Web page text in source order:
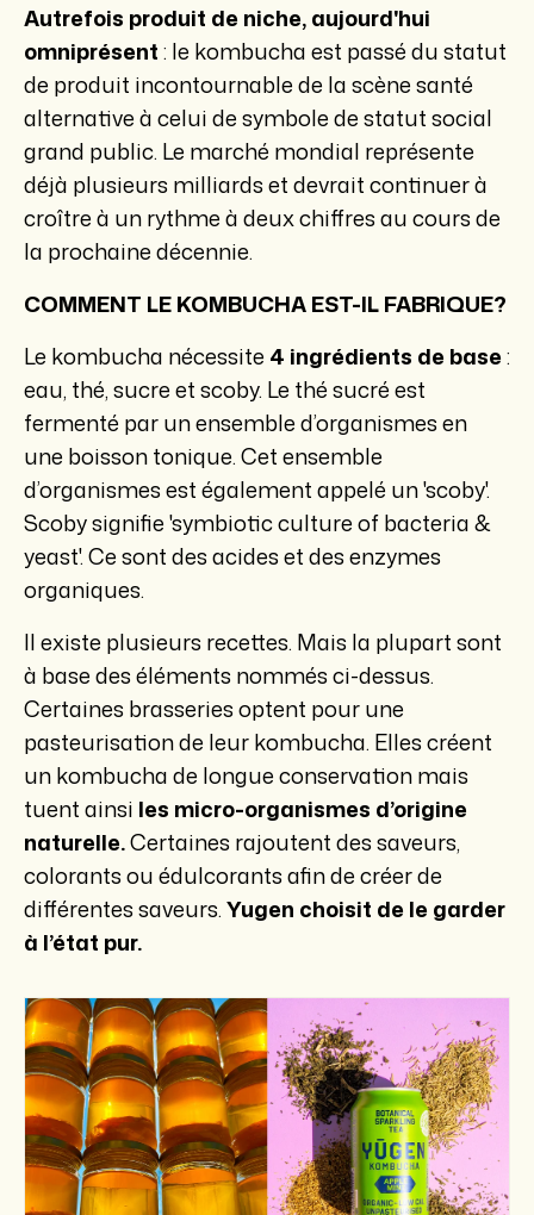
Autrefois produit de niche, aujourd'hui
omniprésent: le kombucha est passé du statut
de produit incontournable de la scène santé
alternative à celui de symbole de statut social
grand public. Le marché mondial représente
déjà plusieurs milliards et devrait continuer à
croître à un rythme à deux chiffres au cours de
la prochaine décennie.
COMMENT LE KOMBUCHA EST-IL FABRIQUE?
Le kombucha nécessite 4 ingrédients de base:
eau, thé, sucre et scoby. Le thé sucré est
fermenté par un ensemble d’organismes en
une boisson tonique. Cet ensemble
d’organismes est également appelé un 'scoby'.
Scoby signifie 'symbiotic culture of bacteria &
yeast'. Ce sont des acides et des enzymes
organiques.
Il existe plusieurs recettes. Mais la plupart sont
à base des éléments nommés ci-dessus.
Certaines brasseries optent pour une
pasteurisation de leur kombucha. Elles créent
un kombucha de longue conservation mais
tuent ainsi les micro-organismes d’origine
naturelle.Certaines rajoutent des saveurs,
colorants ou édulcorants afin de créer de
différentes saveurs.Yugen choisit de le garder
à l’état pur.